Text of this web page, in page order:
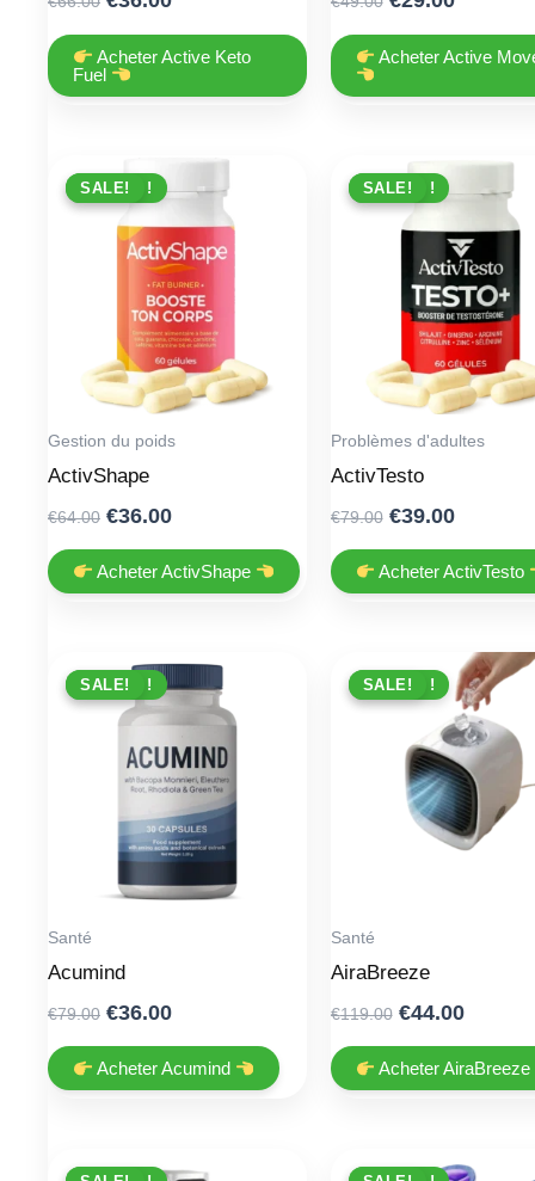
was:
€66.00.
is:
Acheter Active Keto
Fuel
was:
is:
Acheter Active
PROMO !
SALE!
Gestion du poids
ActivShape
€64.00 Original
was:
€64.00.
€36.00Current
is:
€36.00.
Acheter ActivShape
PROMO !
SALE!
Problèmes d'adultes
ActivTesto
€79.00 Original
was:
€79.00.
€39.00Current
is:
€39.00.
Acheter ActivTesto
PROMO !
SALE!
Santé
Acumind
€79.00 Original
was:
€79.00.
€36.00Current
is:
€36.00.
Acheter Acumind
PROMO !
SALE!
Santé
AiraBreeze
€119.00 Original
was:
€119.00.
€44.00
is:
€44.00.
Acheter AiraBreeze